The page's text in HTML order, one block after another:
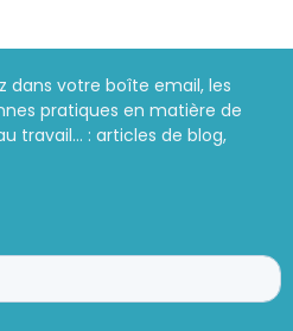
dans votre boîte email, les
pratiques en matière de
travail… : articles de blog,